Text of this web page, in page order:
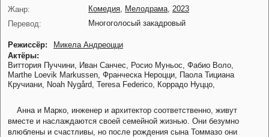
Жанр:
Комедия Мелодрама 2023
Перевод:
Многоголосый закадровый
Режиссёр:
Микела Андреоцци
Актёры:
Виттория Пуччини,
Иван Санчес, Росио Муньос, Фабио Воло,
Marthe Loevik Markussen, Франческа Нероцци,
Паола Тициана
Кручиани,
Noah Nygård, Teresa Federico, Коррадо Нуццо,
Анна и Марко, инженер и архитектор соответственно, живут
вместе и наслаждаются своей семейной жизнью. Они безумно
влюблены и счастливы, но после рождения сына Томмазо они